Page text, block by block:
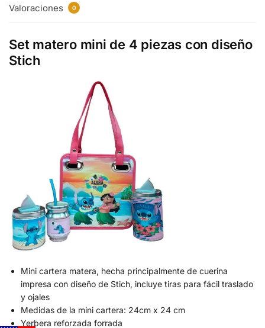
Valoraciones 0
Set matero mini de 4 piezas con diseño
Stich
Mini cartera matera, hecha principalmente de cuerina
impresa con diseño de Stich, incluye tiras para fácil traslado
y ojales
Medidas de la mini cartera: 24cm x 24 cm
Yerbera reforzada forrada